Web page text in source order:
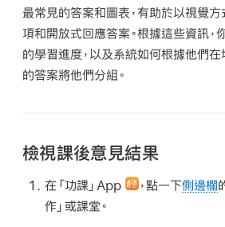
中
搜
尋
最常見的答案和圖表，有助於以視覺
項和開放式回應答案。根據這些資訊，
的學習進度，以及系統如何根據他們
的答案將他們分組。
檢視課後意見結果
在「功課」App ，點一下側邊欄
作」或課堂。